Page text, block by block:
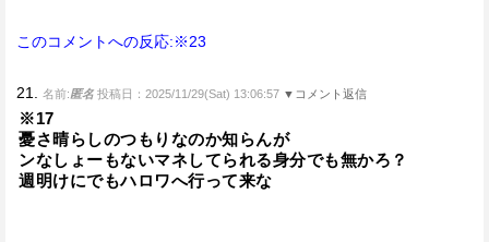
このコメントへの反応:※23
21. 名前:匿名 投稿日：2025/11/29(Sat) 13:06:57 ▼コメント返信
※17
憂さ晴らしのつもりなのか知らんが
ンなしょーもないマネしてられる身分でも無かろ？
週明けにでもハロワへ行って来な